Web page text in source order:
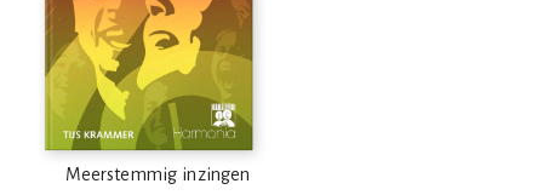
Meerstemmig inzingen